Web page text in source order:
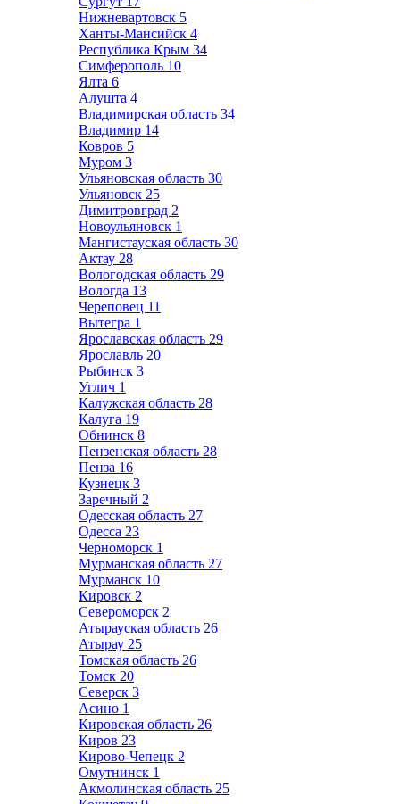
Нижневартовск 5
Ханты-Мансийск 4
Республика Крым 34
Симферополь 10
Ялта 6
Алушта 4
Владимирская область 34
Владимир 14
Ковров 5
Муром 3
Ульяновская область 30
Ульяновск 25
Димитровград 2
Новоульяновск 1
Мангистауская область 30
Актау 28
Вологодская область 29
Вологда 13
Череповец 11
Вытегра 1
Ярославская область 29
Ярославль 20
Рыбинск 3
Углич 1
Калужская область 28
Калуга 19
Обнинск 8
Пензенская область 28
Пенза 16
Кузнецк 3
Заречный 2
Одесская область 27
Одесса 23
Черноморск 1
Мурманская область 27
Мурманск 10
Кировск 2
Североморск 2
Атырауская область 26
Атырау 25
Томская область 26
Томск 20
Северск 3
Асино 1
Кировская область 26
Киров 23
Кирово-Чепецк 2
Омутнинск 1
Акмолинская область 25